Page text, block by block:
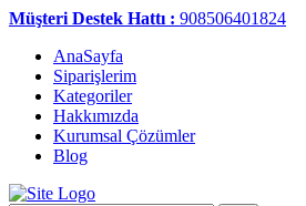
Müşteri Destek Hattı : 908506401824
AnaSayfa
Siparişlerim
Kategoriler
Hakkımızda
Kurumsal Çözümler
Blog